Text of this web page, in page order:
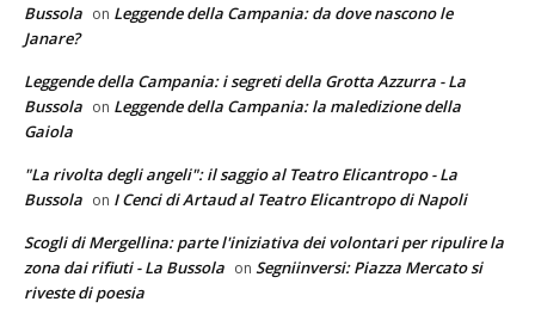
Bussola on Leggende della Campania: da dove nascono le
Janare?
Leggende della Campania: i segreti della Grotta Azzurra - La
Bussola on Leggende della Campania: la maledizione della
Gaiola
"La rivolta degli angeli": il saggio al Teatro Elicantropo - La
Bussola on I Cenci di Artaud al Teatro Elicantropo di Napoli
Scogli di Mergellina: parte l'iniziativa dei volontari per ripulire la
zona dai rifiuti - La Bussola on Segniinversi: Piazza Mercato si
riveste di poesia